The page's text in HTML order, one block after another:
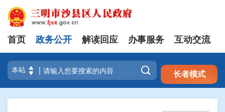
注册 登录
首页 政务公开 解读回应 办事服务 互动交流
 长者模式